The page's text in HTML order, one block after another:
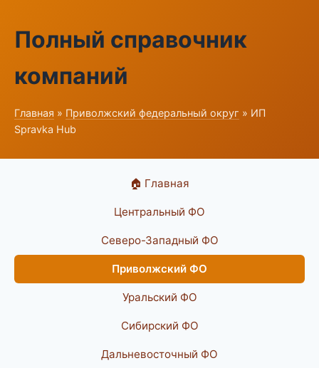
Полный справочник
компаний
Главная » Приволжский федеральный округ » ИП
Spravka Hub
🏠 Главная
Центральный ФО
Северо-Западный ФО
Приволжский ФО
Уральский ФО
Сибирский ФО
Дальневосточный ФО